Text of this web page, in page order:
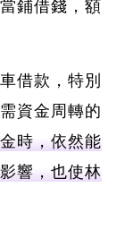
鋪借錢，額
借款，特別
資金周轉的
時，依然能
響，也使林